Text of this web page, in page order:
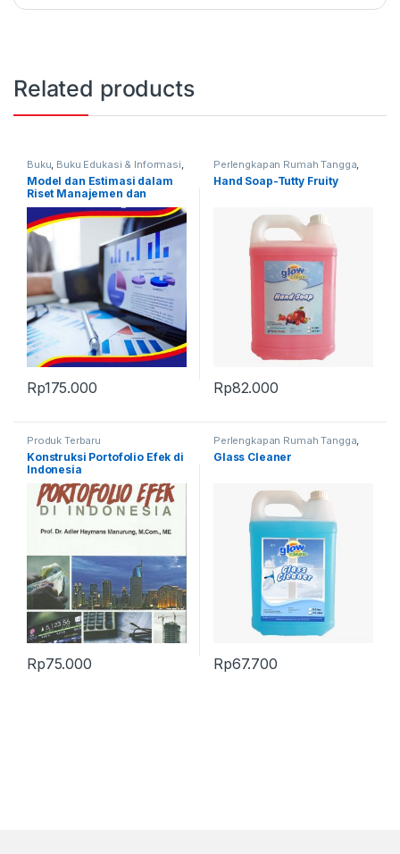
Related products
Buku, Buku Edukasi & Informasi,
Produk Terbaru
Model dan Estimasi dalam
Riset Manajemen dan
Keuangan
Rp175.000
Perlengkapan Rumah Tangga,
Produk Terbaru
Hand Soap-Tutty Fruity
Rp82.000
Produk Terbaru
Konstruksi Portofolio Efek di
Indonesia
Rp75.000
Perlengkapan Rumah Tangga,
Produk Terbaru
Glass Cleaner
Rp67.700